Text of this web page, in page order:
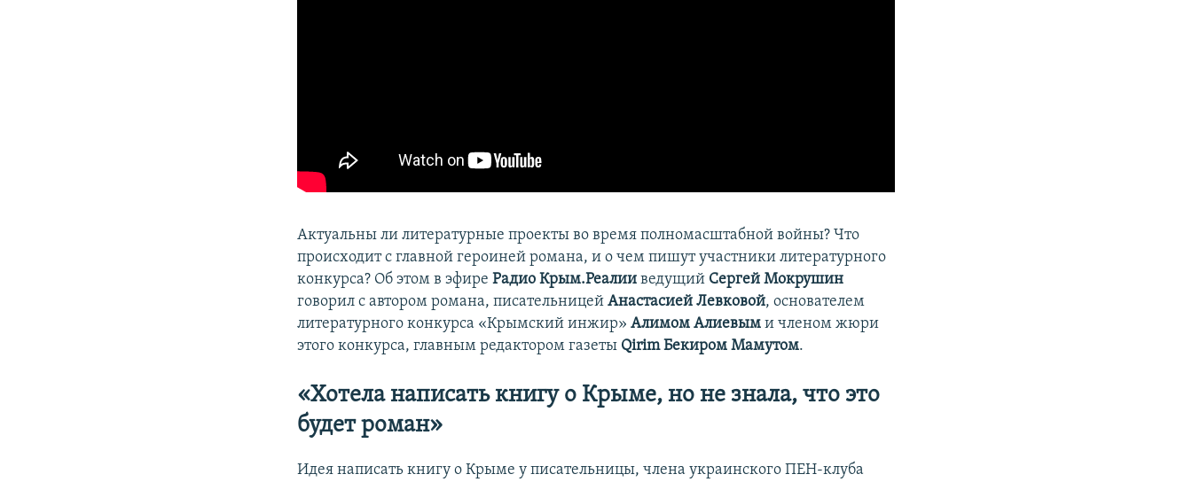
Актуальны ли литературные проекты во время полномасштабной войны? Что
происходит с главной героиней романа, и о чем пишут участники литературного
конкурса? Об этом в эфиреРадио Крым.Реалииведущий Сергей Мокрушин
говорил с автором романа, писательницейАнастасией Левковой, основателем
литературного конкурса «Крымский инжир»Алимом Алиевыми членом жюри
этого конкурса, главным редактором газеты Qirim Бекиром Мамутом.
«Хотела написать книгу о Крыме, но не знала, что это
будет роман»
Идея написать книгу о Крыме у писательницы, члена украинского ПЕН-клуба